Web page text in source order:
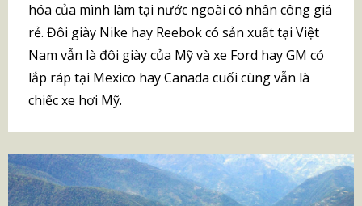
hóa của mình làm tại nước ngoài có nhân công giá
rẻ. Đôi giày Nike hay Reebok có sản xuất tại Việt
Nam vẫn là đôi giày của Mỹ và xe Ford hay GM có
lắp ráp tại Mexico hay Canada cuối cùng vẫn là
chiếc xe hơi Mỹ.